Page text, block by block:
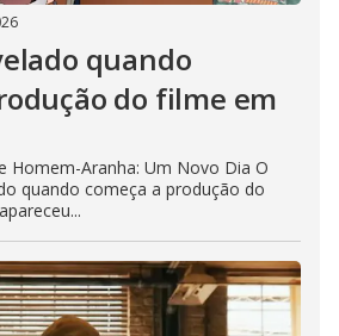
quando
do filme em
Homem-Aranha: Um Novo Dia O
quando começa a produção do